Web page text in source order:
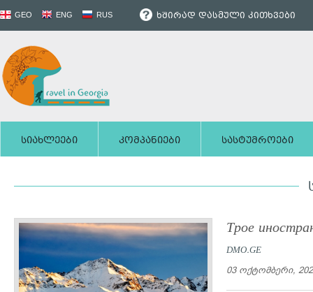
GEO ENG RUS ხშირად დასმული კითხვები
სიახლეები კომპანიები სასტუმროები
Трое
DMO.GE
03 ოქტომბერი,